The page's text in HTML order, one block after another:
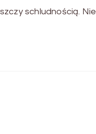
schludnością. Nie